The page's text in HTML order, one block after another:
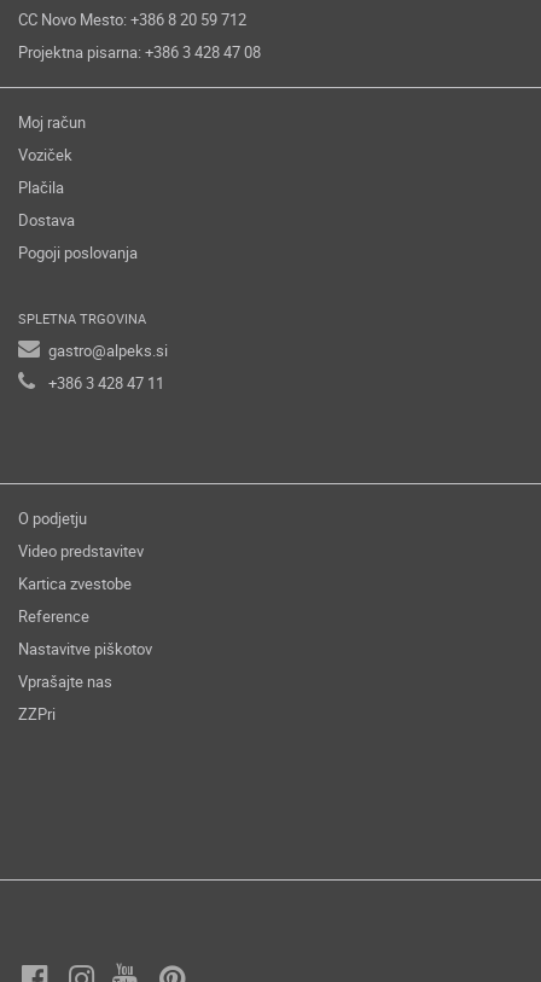
CC Novo Mesto: +386 8 20 59 712
Projektna pisarna: +386 3 428 47 08
Moj račun
Voziček
Plačila
Dostava
Pogoji poslovanja
SPLETNA TRGOVINA
gastro@alpeks.si
+386 3 428 47 11
O podjetju
Video predstavitev
Kartica zvestobe
Reference
Nastavitve piškotov
Vprašajte nas
ZZPri